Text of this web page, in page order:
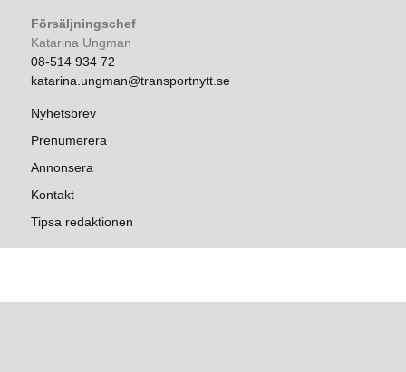
Försäljningschef
Katarina Ungman
08-514 934 72
katarina.ungman@transportnytt.se
Nyhetsbrev
Prenumerera
Annonsera
Kontakt
Tipsa redaktionen